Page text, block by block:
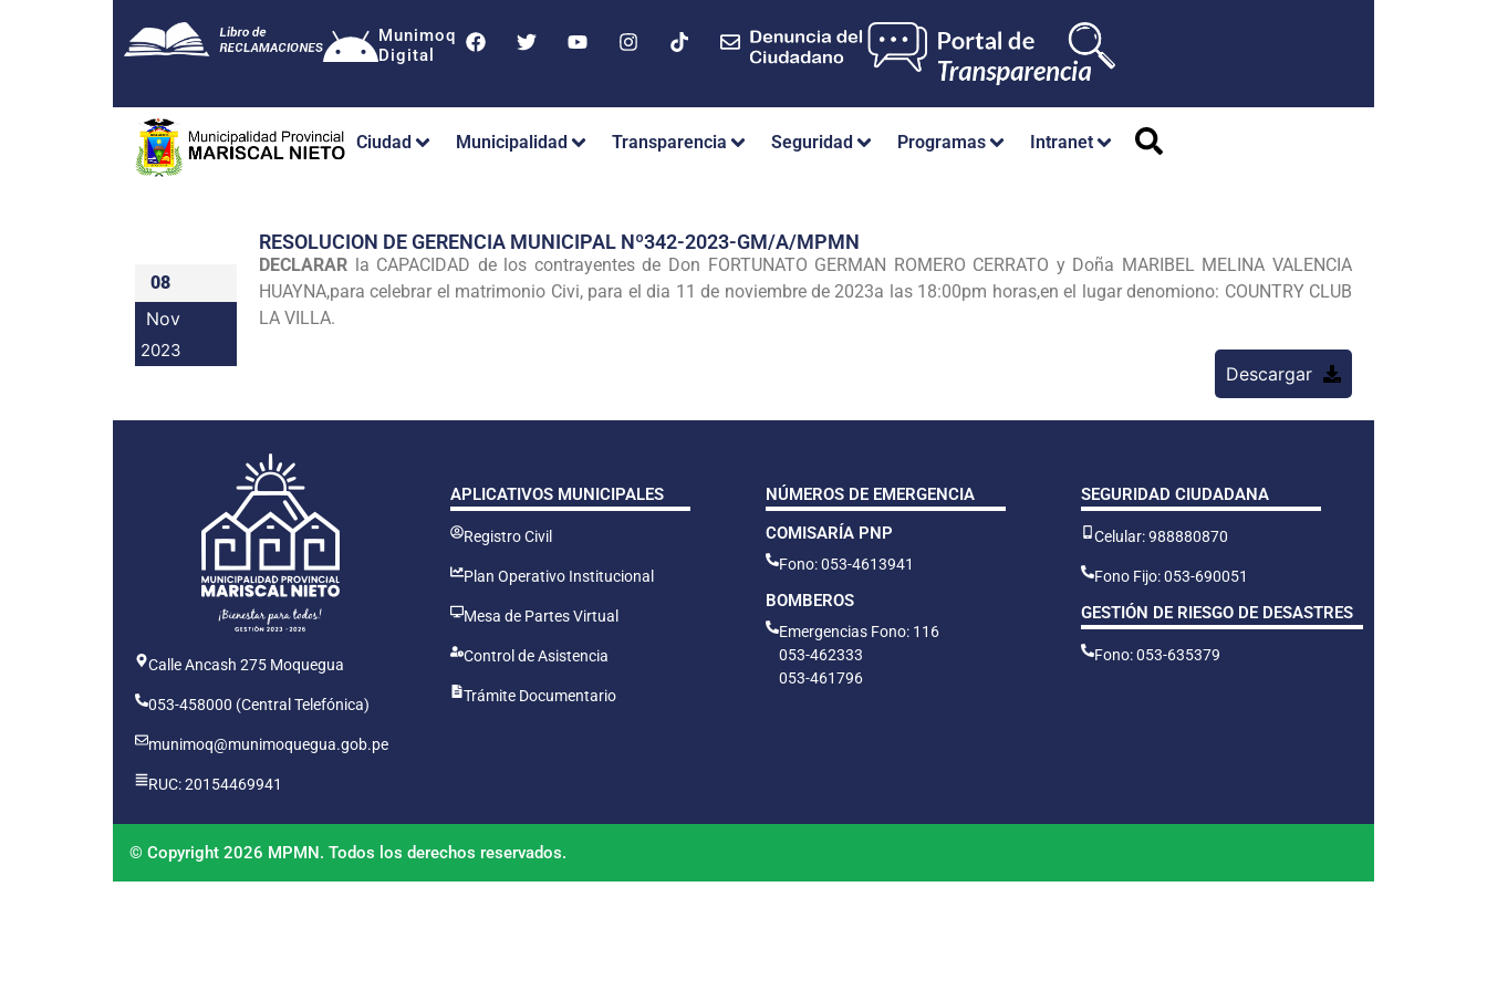
Munimoq
Digital
Ciudad Municipalidad Transparencia Seguridad Programas Intranet
08
Nov
2023
RESOLUCION DE GERENCIA MUNICIPAL Nº342-2023-GM/A/MPMN
DECLARAR la CAPACIDAD de los contrayentes de Don FORTUNATO GERMAN ROMERO CERRATO y Doña MARIBEL MELINA VALENCIA
HUAYNA,para celebrar el matrimonio Civi, para el dia 11 de noviembre de 2023a las 18:00pm horas,en el lugar denomiono: COUNTRY CLUB
LA VILLA.
Descargar
Calle Ancash 275 Moquegua
053-458000 (Central Telefónica)
munimoq@munimoquegua.gob.pe
RUC: 20154469941
APLICATIVOS MUNICIPALES
Registro Civil
Plan Operativo Institucional
Mesa de Partes Virtual
Control de Asistencia
Trámite Documentario
NÚMEROS DE EMERGENCIA
COMISARÍA PNP
Fono: 053-4613941
BOMBEROS
Emergencias Fono: 116
053-462333
053-461796
SEGURIDAD CIUDADANA
Celular: 988880870
Fono Fijo: 053-690051
GESTIÓN DE RIESGO DE DESASTRES
Fono: 053-635379
© Copyright 2026 MPMN. Todos los derechos reservados.